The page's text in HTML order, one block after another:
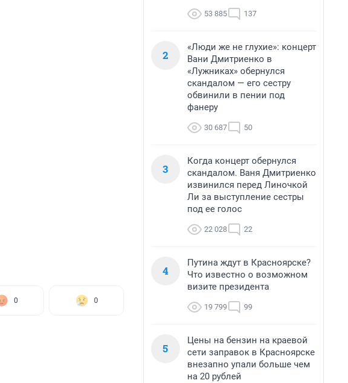
0 0
53 885 137
2
«Люди же не глухие»: концерт
Вани Дмитриенко в
«Лужниках» обернулся
скандалом — его сестру
обвинили в пении под
фанеру
30 687 50
3
Когда концерт обернулся
скандалом. Ваня Дмитриенко
извинился перед Линочкой
Ли за выступление сестры
под ее голос
22 028 22
4
Путина ждут в Красноярске?
Что известно о возможном
визите президента
19 799 99
5
Цены на бензин на краевой
сети заправок в Красноярске
внезапно упали больше чем
на 20 рублей